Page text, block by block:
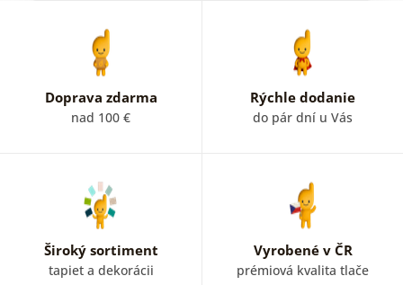
Doprava zdarma
nad 100 €
Rýchle dodanie
do pár dní u Vás
Široký sortiment
tapiet a dekorácii
Vyrobené v ČR
prémiová kvalita tlače